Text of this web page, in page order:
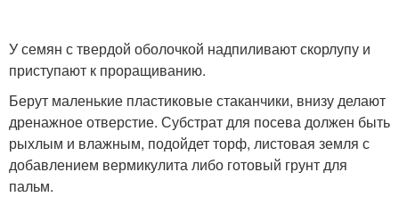
У семян с твердой оболочкой надпиливают скорлупу и
приступают к проращиванию.
Берут маленькие пластиковые стаканчики, внизу делают
дренажное отверстие. Субстрат для посева должен быть
рыхлым и влажным, подойдет торф, листовая земля с
добавлением вермикулита либо готовый грунт для
пальм.